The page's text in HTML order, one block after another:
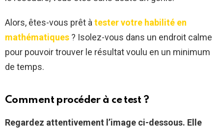
Alors, êtes-vous prêt àtester votre habilité en
mathématiques ? Isolez-vous dans un endroit calme
pour pouvoir trouver le résultat voulu en un minimum
de temps.
Comment procéder à ce test ?
Regardez attentivement l’image ci-dessous. Elle